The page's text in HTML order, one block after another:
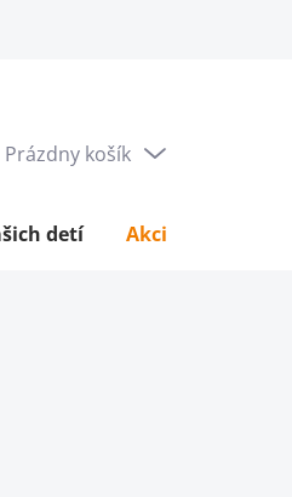
Nákupný
Prázdny košík
detí Akcie týždňa